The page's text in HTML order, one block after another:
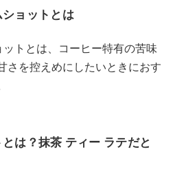
ョットとは
トとは、コーヒー特有の苦味
さを控えめにしたいときにおす
は？抹茶 ティー ラテだと